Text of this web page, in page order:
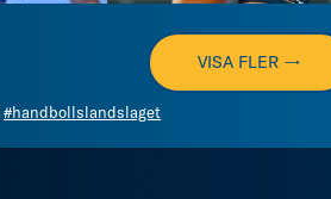
VISA FLER →
#handbollslandslaget